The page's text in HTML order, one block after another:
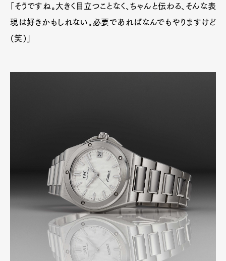
「そうですね。大きく目立つことなく、ちゃんと伝わる、そんな表
現は好きかもしれない。必要であればなんでもやりますけど
（笑）」